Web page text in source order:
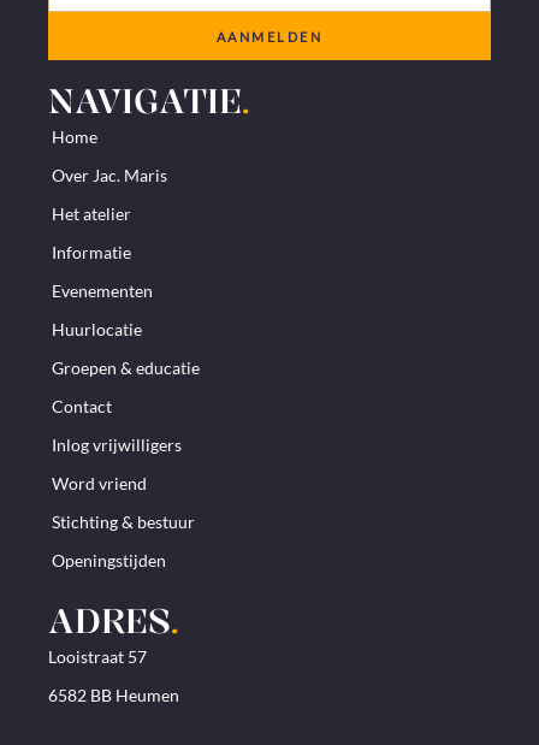
AANMELDEN
NAVIGATIE.
Home
Over Jac. Maris
Het atelier
Informatie
Evenementen
Huurlocatie
Groepen & educatie
Contact
Inlog vrijwilligers
Word vriend
Stichting & bestuur
Openingstijden
ADRES.
Looistraat 57
6582 BB Heumen